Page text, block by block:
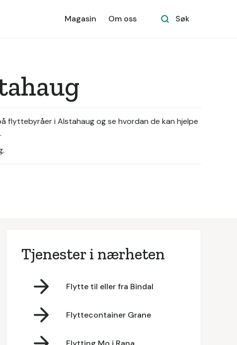
Magasin Om oss Søk
flyttebyråer i Alstahaug og se hvordan de kan hjelpe
Tjenester i nærheten
Flytte til eller fra Bindal
Flyttecontainer Grane